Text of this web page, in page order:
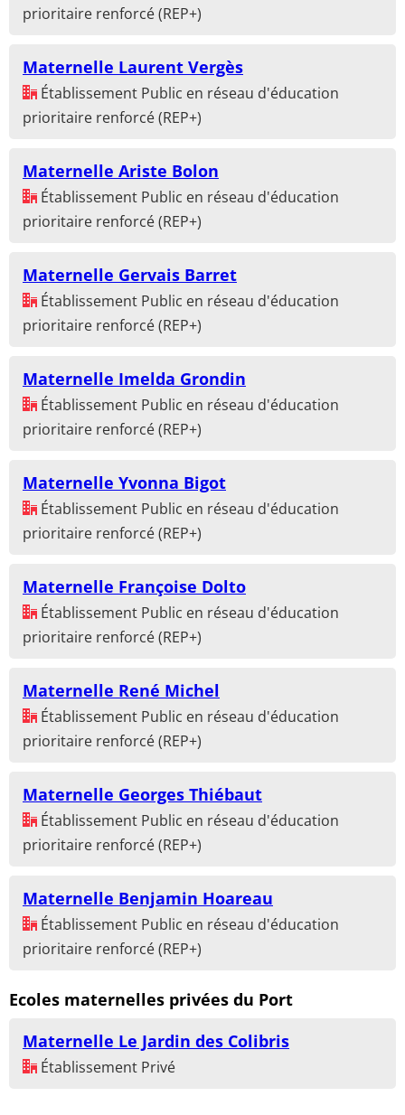
prioritaire renforcé (REP+)
Maternelle Laurent Vergès
Établissement Public en réseau d'éducation
prioritaire renforcé (REP+)
Maternelle Ariste Bolon
Établissement Public en réseau d'éducation
prioritaire renforcé (REP+)
Maternelle Gervais Barret
Établissement Public en réseau d'éducation
prioritaire renforcé (REP+)
Maternelle Imelda Grondin
Établissement Public en réseau d'éducation
prioritaire renforcé (REP+)
Maternelle Yvonna Bigot
Établissement Public en réseau d'éducation
prioritaire renforcé (REP+)
Maternelle Françoise Dolto
Établissement Public en réseau d'éducation
prioritaire renforcé (REP+)
Maternelle René Michel
Établissement Public en réseau d'éducation
prioritaire renforcé (REP+)
Maternelle Georges Thiébaut
Établissement Public en réseau d'éducation
prioritaire renforcé (REP+)
Maternelle Benjamin Hoareau
Établissement Public en réseau d'éducation
prioritaire renforcé (REP+)
Ecoles maternelles privées du Port
Maternelle Le Jardin des Colibris
Établissement Privé